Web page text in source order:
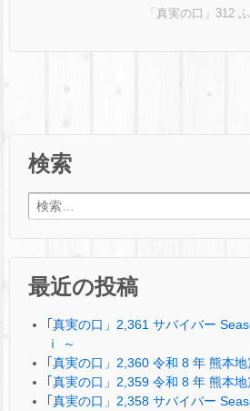
「真実の口」312
検索
検索:
最近の投稿
｢真実の口」2,361 サバイバー
ⅰ ～
｢真実の口」2,360 令和 8 年 熊本
｢真実の口」2,359 令和 8 年 熊本地
｢真実の口」2,358 サバイバー